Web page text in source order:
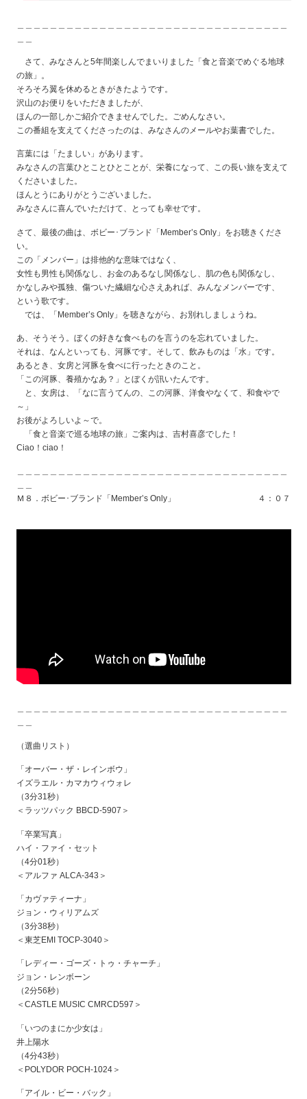
さて、みなさんと5年間楽しんでまいりました「食と音楽でめぐる地球
の旅」。
そろそろ翼を休めるときがきたようです。
沢山のお便りをいただきましたが、
ほんの一部しかご紹介できませんでした。ごめんなさい。
この番組を支えてくださったのは、みなさんのメールやお葉書でした。
言葉には「たましい」があります。
みなさんの言葉ひとことひとことが、栄養になって、この長い旅を支えて
くださいました。
ほんとうにありがとうございました。
みなさんに喜んでいただけて、とっても幸せです。
さて、最後の曲は、ボビー･ブランド「Member’s Only」をお聴きくださ
い。
この「メンバー」は排他的な意味ではなく、
女性も男性も関係なし、お金のあるなし関係なし、肌の色も関係なし、
かなしみや孤独、傷ついた繊細な心さえあれば、みんなメンバーです、
という歌です。
では、「Member’s Only」を聴きながら、お別れしましょうね。
あ、そうそう。ぼくの好きな食べものを言うのを忘れていました。
それは、なんといっても、河豚です。そして、飲みものは「水」です。
あるとき、女房と河豚を食べに行ったときのこと。
「この河豚、養殖かなあ？」とぼくが訊いたんです。
と、女房は、「なに言うてんの、この河豚、洋食やなくて、和食やで
～」
お後がよろしいよ～で。
「食と音楽で巡る地球の旅」ご案内は、吉村喜彦でした！
Ciao！ciao！
Ｍ８．ボビー･ブランド「Member’s Only」 ４：０７
（選曲リスト）
「オーバー・ザ・レインボウ」
イズラエル・カマカウィウォレ
（3分31秒）
＜ラッツパック BBCD-5907＞
「卒業写真」
ハイ・ファイ・セット
（4分01秒）
＜アルファ ALCA-343＞
「カヴァティーナ」
ジョン・ウィリアムズ
（3分38秒）
＜東芝EMI TOCP-3040＞
「レディー・ゴーズ・トゥ・チャーチ」
ジョン・レンボーン
（2分56秒）
＜CASTLE MUSIC CMRCD597＞
「いつのまにか少女は」
井上陽水
（4分43秒）
＜POLYDOR POCH-1024＞
「アイル・ビー・バック」